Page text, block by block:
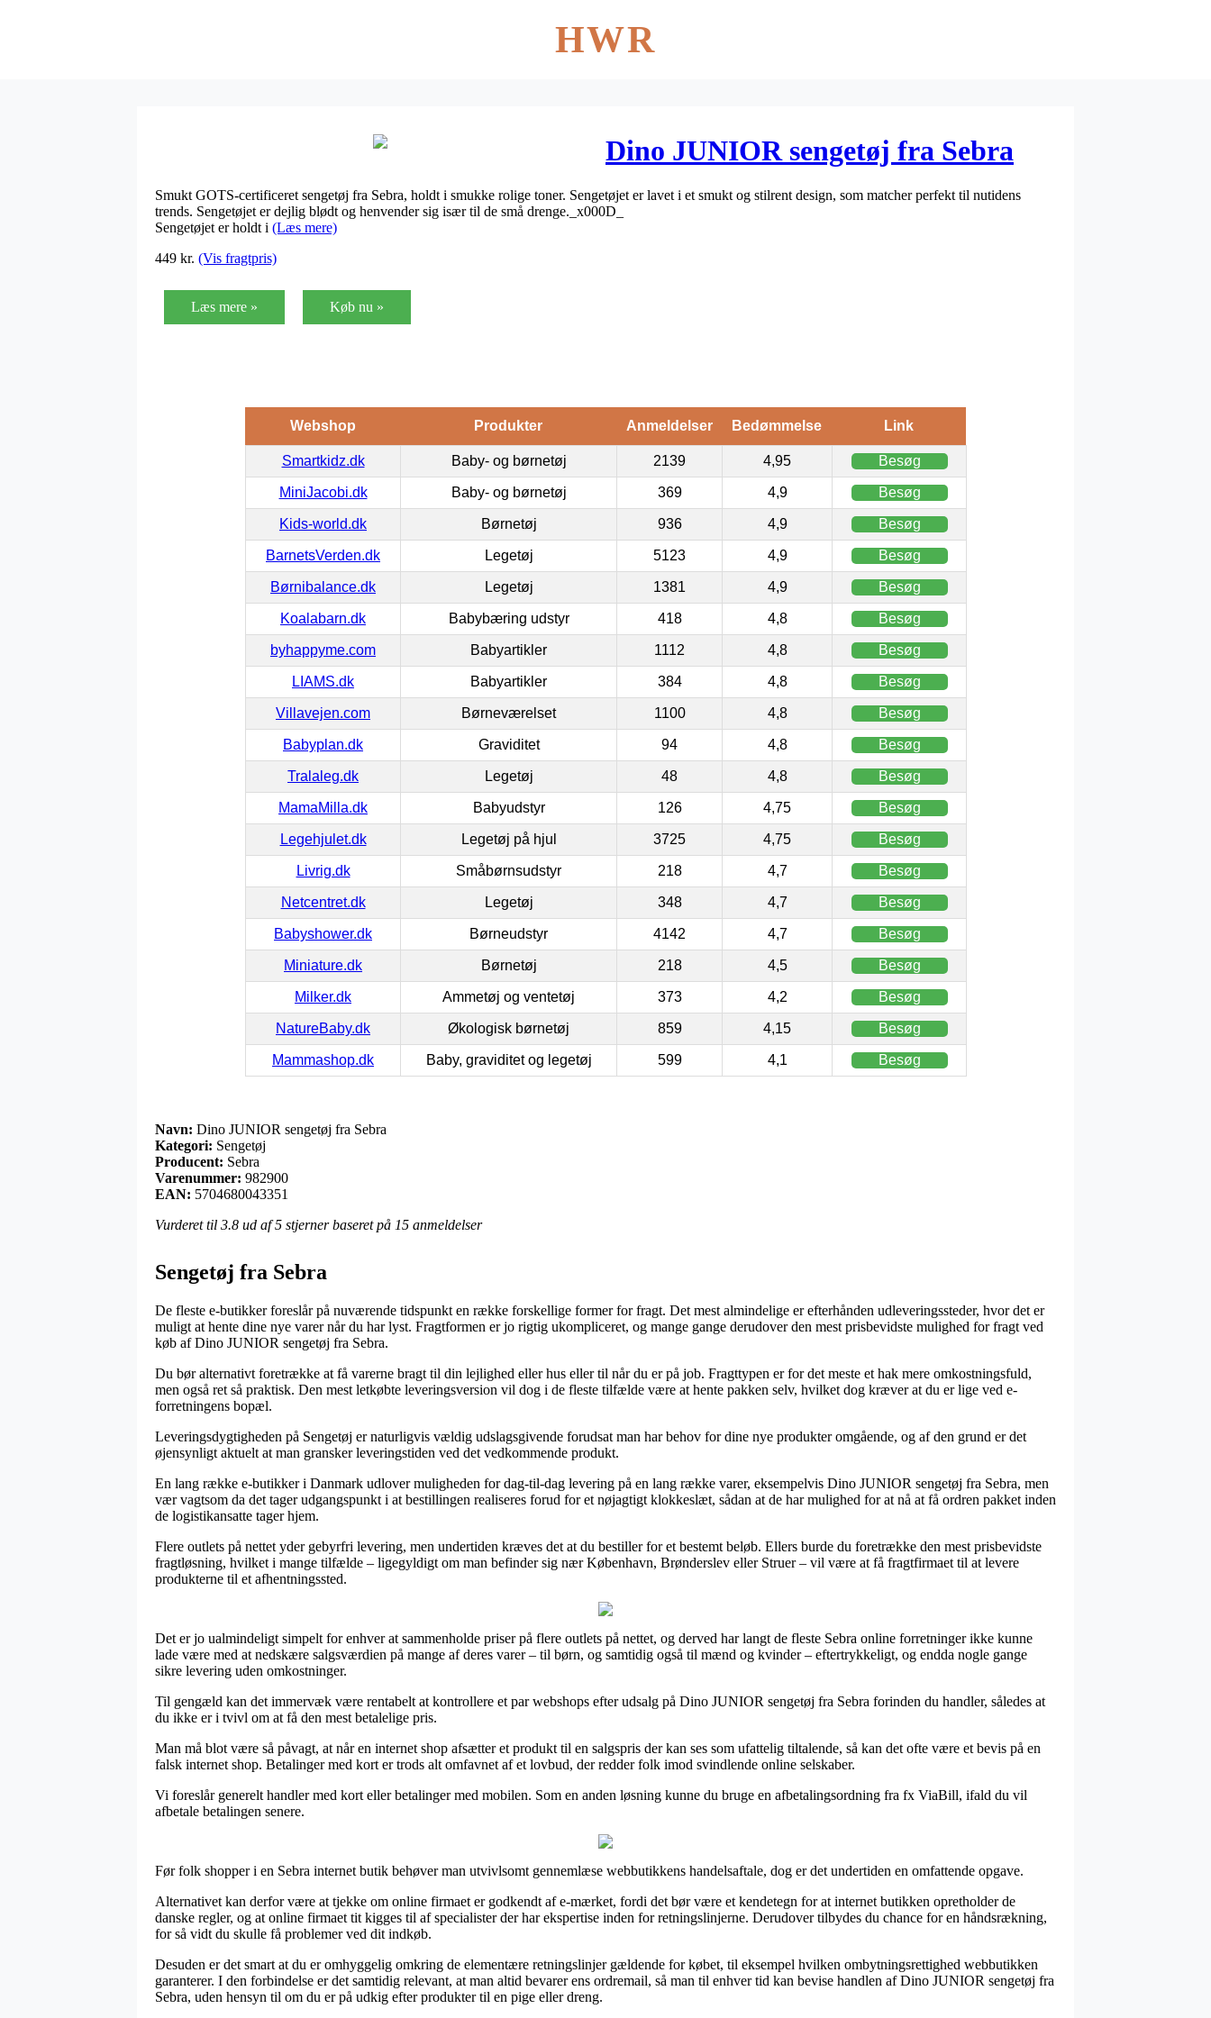
HWR
Dino JUNIOR sengetøj fra Sebra
Smukt GOTS-certificeret sengetøj fra Sebra, holdt i smukke rolige toner. Sengetøjet er lavet i et smukt og stilrent design, som matcher perfekt til nutidens
trends. Sengetøjet er dejlig blødt og henvender sig især til de små drenge._x000D_
Sengetøjet er holdt i (Læs mere)
449 kr. (Vis fragtpris)
Læs mere » Køb nu »
Webshop Produkter Anmeldelser Bedømmelse Link
Smartkidz.dk Baby- og børnetøj 2139 4,95 Besøg
MiniJacobi.dk Baby- og børnetøj 369 4,9 Besøg
Kids-world.dk Børnetøj 936 4,9 Besøg
BarnetsVerden.dk Legetøj 5123 4,9 Besøg
Børnibalance.dk Legetøj 1381 4,9 Besøg
Koalabarn.dk Babybæring udstyr 418 4,8 Besøg
byhappyme.com Babyartikler 1112 4,8 Besøg
LIAMS.dk Babyartikler 384 4,8 Besøg
Villavejen.com Børneværelset 1100 4,8 Besøg
Babyplan.dk Graviditet 94 4,8 Besøg
Tralaleg.dk Legetøj 48 4,8 Besøg
MamaMilla.dk Babyudstyr 126 4,75 Besøg
Legehjulet.dk Legetøj på hjul 3725 4,75 Besøg
Livrig.dk Småbørnsudstyr 218 4,7 Besøg
Netcentret.dk Legetøj 348 4,7 Besøg
Babyshower.dk Børneudstyr 4142 4,7 Besøg
Miniature.dk Børnetøj 218 4,5 Besøg
Milker.dk Ammetøj og ventetøj 373 4,2 Besøg
NatureBaby.dk Økologisk børnetøj 859 4,15 Besøg
Mammashop.dk Baby, graviditet og legetøj 599 4,1 Besøg
Navn: Dino JUNIOR sengetøj fra Sebra
Kategori: Sengetøj
Producent: Sebra
Varenummer: 982900
EAN: 5704680043351
Vurderet til 3.8 ud af 5 stjerner baseret på 15 anmeldelser
Sengetøj fra Sebra
De fleste e-butikker foreslår på nuværende tidspunkt en række forskellige former for fragt. Det mest almindelige er efterhånden udleveringssteder, hvor det er
muligt at hente dine nye varer når du har lyst. Fragtformen er jo rigtig ukompliceret, og mange gange derudover den mest prisbevidste mulighed for fragt ved
køb af Dino JUNIOR sengetøj fra Sebra.
Du bør alternativt foretrække at få varerne bragt til din lejlighed eller hus eller til når du er på job. Fragttypen er for det meste et hak mere omkostningsfuld,
men også ret så praktisk. Den mest letkøbte leveringsversion vil dog i de fleste tilfælde være at hente pakken selv, hvilket dog kræver at du er lige ved e-
forretningens bopæl.
Leveringsdygtigheden på Sengetøj er naturligvis vældig udslagsgivende forudsat man har behov for dine nye produkter omgående, og af den grund er det
øjensynligt aktuelt at man gransker leveringstiden ved det vedkommende produkt.
En lang række e-butikker i Danmark udlover muligheden for dag-til-dag levering på en lang række varer, eksempelvis Dino JUNIOR sengetøj fra Sebra, men
vær vagtsom da det tager udgangspunkt i at bestillingen realiseres forud for et nøjagtigt klokkeslæt, sådan at de har mulighed for at nå at få ordren pakket inden
de logistikansatte tager hjem.
Flere outlets på nettet yder gebyrfri levering, men undertiden kræves det at du bestiller for et bestemt beløb. Ellers burde du foretrække den mest prisbevidste
fragtløsning, hvilket i mange tilfælde – ligegyldigt om man befinder sig nær København, Brønderslev eller Struer – vil være at få fragtfirmaet til at levere
produkterne til et afhentningssted.
Det er jo ualmindeligt simpelt for enhver at sammenholde priser på flere outlets på nettet, og derved har langt de fleste Sebra online forretninger ikke kunne
lade være med at nedskære salgsværdien på mange af deres varer – til børn, og samtidig også til mænd og kvinder – eftertrykkeligt, og endda nogle gange
sikre levering uden omkostninger.
Til gengæld kan det immervæk være rentabelt at kontrollere et par webshops efter udsalg på Dino JUNIOR sengetøj fra Sebra forinden du handler, således at
du ikke er i tvivl om at få den mest betalelige pris.
Man må blot være så påvagt, at når en internet shop afsætter et produkt til en salgspris der kan ses som ufattelig tiltalende, så kan det ofte være et bevis på en
falsk internet shop. Betalinger med kort er trods alt omfavnet af et lovbud, der redder folk imod svindlende online selskaber.
Vi foreslår generelt handler med kort eller betalinger med mobilen. Som en anden løsning kunne du bruge en afbetalingsordning fra fx ViaBill, ifald du vil
afbetale betalingen senere.
Før folk shopper i en Sebra internet butik behøver man utvivlsomt gennemlæse webbutikkens handelsaftale, dog er det undertiden en omfattende opgave.
Alternativet kan derfor være at tjekke om online firmaet er godkendt af e-mærket, fordi det bør være et kendetegn for at internet butikken opretholder de
danske regler, og at online firmaet tit kigges til af specialister der har ekspertise inden for retningslinjerne. Derudover tilbydes du chance for en håndsrækning,
for så vidt du skulle få problemer ved dit indkøb.
Desuden er det smart at du er omhyggelig omkring de elementære retningslinjer gældende for købet, til eksempel hvilken ombytningsrettighed webbutikken
garanterer. I den forbindelse er det samtidig relevant, at man altid bevarer ens ordremail, så man til enhver tid kan bevise handlen af Dino JUNIOR sengetøj fra
Sebra, uden hensyn til om du er på udkig efter produkter til en pige eller dreng.